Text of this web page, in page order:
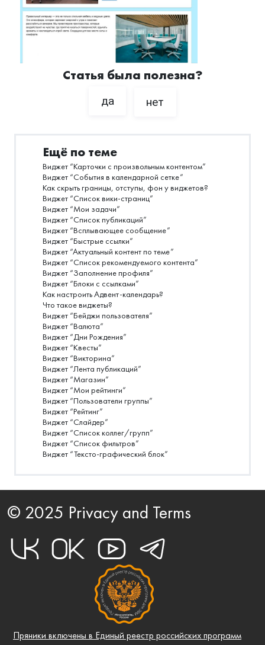
Статья была полезна?
да нет
Ещё по теме
Виджет “Карточки с произвольным контентом”
Виджет “События в календарной сетке”
Как скрыть границы, отступы, фон у виджетов?
Виджет “Список вики-страниц”
Виджет “Мои задачи”
Виджет “Список публикаций”
Виджет “Всплывающее сообщение”
Виджет “Быстрые ссылки”
Виджет “Актуальный контент по теме”
Виджет “Список рекомендуемого контента”
Виджет “Заполнение профиля”
Виджет “Блоки с ссылками”
Как настроить Адвент-календарь?
Что такое виджеты?
Виджет “Бейджи пользователя”
Виджет “Валюта”
Виджет “Дни Рождения”
Виджет “Квесты”
Виджет “Викторина”
Виджет “Лента публикаций”
Виджет “Магазин”
Виджет “Мои рейтинги”
Виджет “Пользователи группы”
Виджет “Рейтинг”
Виджет “Слайдер”
Виджет “Список коллег/групп”
Виджет “Список фильтров”
Виджет “Тексто-графический блок”
© 2025 Privacy and Terms
Пряники включены в Единый реестр российских программ